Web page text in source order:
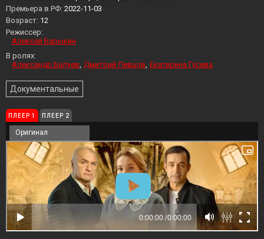
Премьера в РФ: 2022-11-03
Возраст: 12
Режиссер:
Алексей Барыкин
В ролях:
Александр Балуев Дмитрий Певцов Екатерина Гусева
Документальные
ПЛЕЕР 1 ПЛЕЕР 2
Оригинал